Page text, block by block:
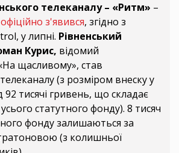
телеканалу – «Ритм» –
офіційно з'явився, згідно з
у липні. Рівненський
Курис, відомий
щасливому», став
(з розміром внеску у
тисячі гривень, що складає
статутного фонду). 8 тисяч
фонду залишаються за
(з колишньої